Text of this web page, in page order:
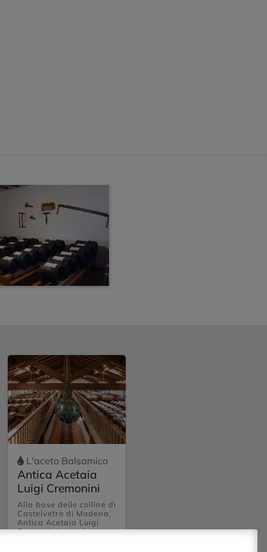
L'aceto Balsamico
Antica Acetaia
Luigi Cremonini
Alla base delle colline di
Castelvetro di Modena,
Antica Acetaia Luigi
Cremonini apre le sue